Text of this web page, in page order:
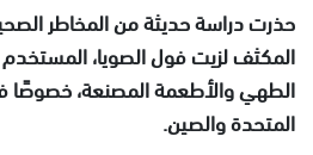
حذرت دراسة حديثة من المخاطر
المكثف لزيت فول الصويا،
الطهي والأطعمة المصنعة، خصوصًا
المتحدة والصين.